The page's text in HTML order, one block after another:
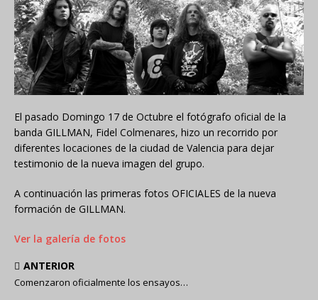
El pasado Domingo 17 de Octubre el fotógrafo oficial de la
banda GILLMAN, Fidel Colmenares, hizo un recorrido por
diferentes locaciones de la ciudad de Valencia para dejar
testimonio de la nueva imagen del grupo.
A continuación las primeras fotos OFICIALES de la nueva
formación de GILLMAN.
Ver la galería de fotos
ANTERIOR
Comenzaron oficialmente los ensayos…